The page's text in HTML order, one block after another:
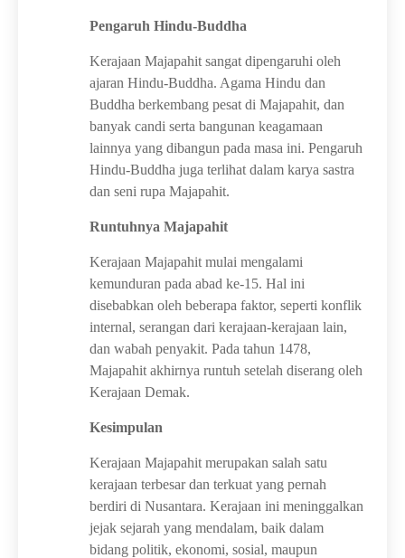
Pengaruh Hindu-Buddha
Kerajaan Majapahit sangat dipengaruhi oleh
ajaran Hindu-Buddha. Agama Hindu dan
Buddha berkembang pesat di Majapahit, dan
banyak candi serta bangunan keagamaan
lainnya yang dibangun pada masa ini. Pengaruh
Hindu-Buddha juga terlihat dalam karya sastra
dan seni rupa Majapahit.
Runtuhnya Majapahit
Kerajaan Majapahit mulai mengalami
kemunduran pada abad ke-15. Hal ini
disebabkan oleh beberapa faktor, seperti konflik
internal, serangan dari kerajaan-kerajaan lain,
dan wabah penyakit. Pada tahun 1478,
Majapahit akhirnya runtuh setelah diserang oleh
Kerajaan Demak.
Kesimpulan
Kerajaan Majapahit merupakan salah satu
kerajaan terbesar dan terkuat yang pernah
berdiri di Nusantara. Kerajaan ini meninggalkan
jejak sejarah yang mendalam, baik dalam
bidang politik, ekonomi, sosial, maupun